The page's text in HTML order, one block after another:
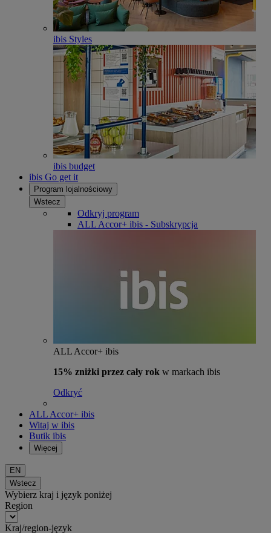
ibis Styles
ibis budget
ibis Go get it
Program lojalnościowy
Wstecz
Odkryj program
ALL Accor+ ibis - Subskrypcja
ALL Accor+ ibis
15% zniżki przez cały rok w markach ibis
Odkryć
ALL Accor+ ibis
Witaj w ibis
Butik ibis
Więcej
EN
Wstecz
Wybierz kraj i język poniżej
Region
Kraj/region-język